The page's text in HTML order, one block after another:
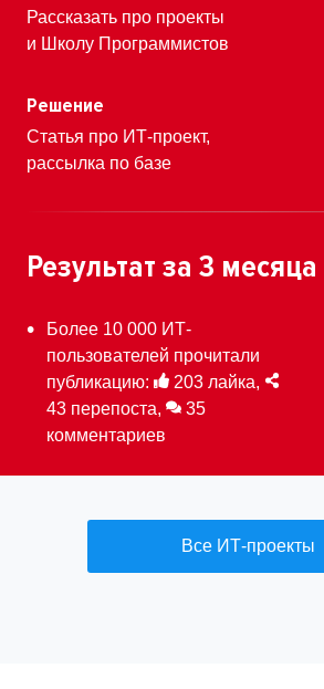
Рассказать про проекты
и Школу Программистов
Решение
Статья про ИТ-проект,
рассылка по базе
Результат за 3 месяца
Более 10 000 ИТ-
пользователей прочитали
публикацию:
203 лайка,
43 перепоста,
35
комментариев
Все ИТ-проекты